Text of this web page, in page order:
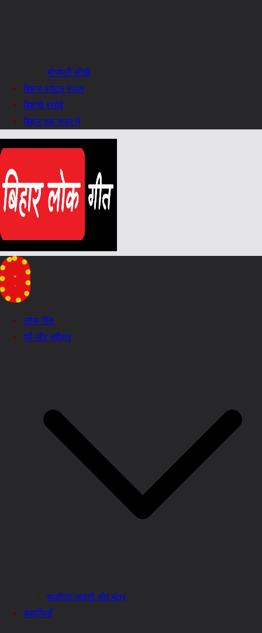
भोजपुरी सीखें
बिहार पर्यटन स्थल
बिहारी रसोई
बिहार एक नजर में
लोक गीत
पर्व और त्यौहार
चालीसा आरती और मंत्र
कहानियाँ